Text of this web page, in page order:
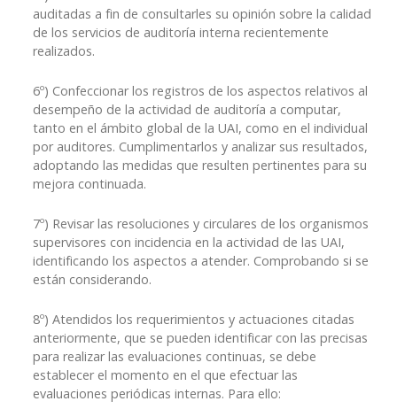
auditadas a fin de consultarles su opinión sobre la calidad
de los servicios de auditoría interna recientemente
realizados.
6º) Confeccionar los registros de los aspectos relativos al
desempeño de la actividad de auditoría a computar,
tanto en el ámbito global de la UAI, como en el individual
por auditores. Cumplimentarlos y analizar sus resultados,
adoptando las medidas que resulten pertinentes para su
mejora continuada.
7º) Revisar las resoluciones y circulares de los organismos
supervisores con incidencia en la actividad de las UAI,
identificando los aspectos a atender. Comprobando si se
están considerando.
8º) Atendidos los requerimientos y actuaciones citadas
anteriormente, que se pueden identificar con las precisas
para realizar las evaluaciones continuas, se debe
establecer el momento en el que efectuar las
evaluaciones periódicas internas. Para ello: